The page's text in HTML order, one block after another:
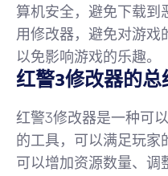
算机安全，避免下载到
用修改器，避免对游戏
以免影响游戏的乐趣。
红警3修改器的总
红警3修改器是一种可
的工具，可以满足玩家
可以增加资源数量、调